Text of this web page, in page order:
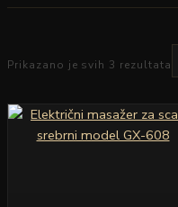
Prikazano je svih 3 rezultata